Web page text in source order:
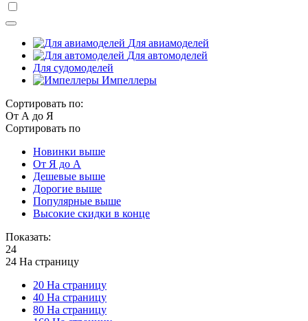
Для авиамоделей
Для автомоделей
Для судомоделей
Импеллеры
Сортировать по:
От А до Я
Сортировать по
Новинки выше
От Я до А
Дешевые выше
Дорогие выше
Популярные выше
Высокие скидки в конце
Показать:
24
24 На страницу
20 На страницу
40 На страницу
80 На страницу